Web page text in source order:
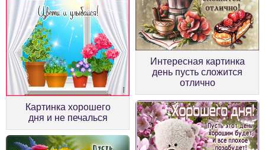
Картинка хорошего
дня и не печалься
Интересная картинка
день пусть сложится
отлично